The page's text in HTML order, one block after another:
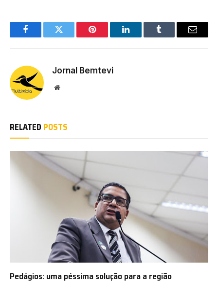
FacebookTwitter Pinterest LinkedInTumblr Email
Jornal Bemtevi
Website
RELATED POSTS
Pedágios: uma péssima solução para a região